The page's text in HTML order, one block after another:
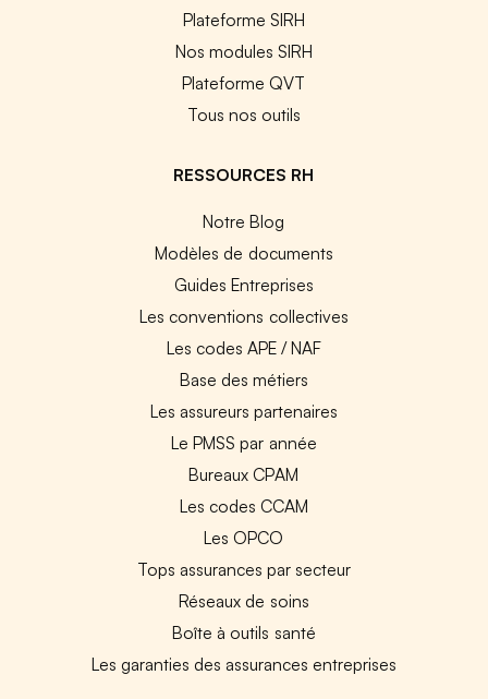
Plateforme SIRH
Nos modules SIRH
Plateforme QVT
Tous nos outils
RESSOURCES RH
Notre Blog
Modèles de documents
Guides Entreprises
Les conventions collectives
Les codes APE / NAF
Base des métiers
Les assureurs partenaires
Le PMSS par année
Bureaux CPAM
Les codes CCAM
Les OPCO
Tops assurances par secteur
Réseaux de soins
Boîte à outils santé
Les garanties des assurances entreprises